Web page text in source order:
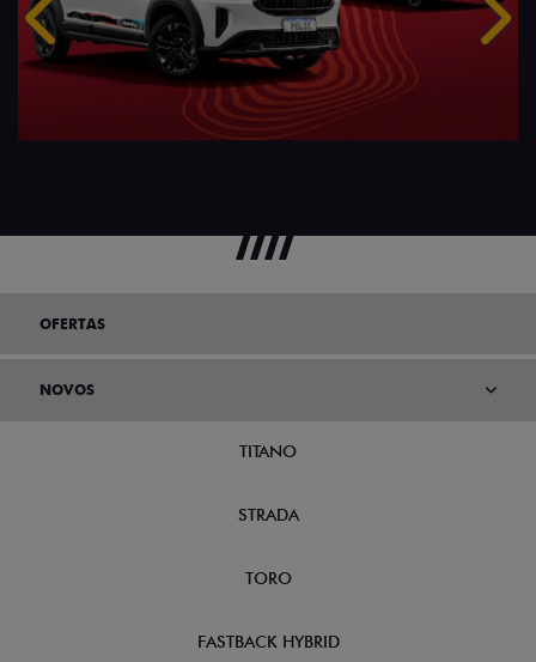
Anterior
OFERTAS
NOVOS
TITANO
STRADA
TORO
FASTBACK HYBRID